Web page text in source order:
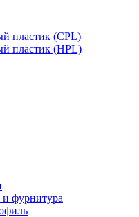
пластик (CPL)
пластик (HPL)
фурнитура